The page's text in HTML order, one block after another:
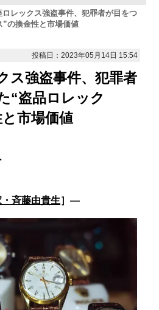
ロレックス強盗事件、犯罪者が目をつ
”の換金性と市場価値
投稿日：2023年05月14日 15:54
ス強盗事件、犯罪者
“盗品ロレック
市場価値
斉藤由貴生］―